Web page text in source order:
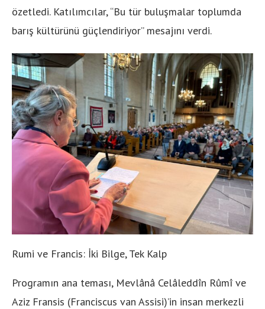
özetledi. Katılımcılar, “Bu tür buluşmalar toplumda
barış kültürünü güçlendiriyor” mesajını verdi.
Rumi ve Francis: İki Bilge, Tek Kalp
Programın ana teması, Mevlânâ Celâleddîn Rûmî ve
Aziz Fransis (Franciscus van Assisi)’in insan merkezli